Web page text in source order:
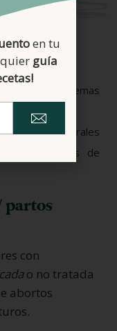
con problemas
y minerales
está detrás de
partos
con
o no tratada
abortos
en tu
guía